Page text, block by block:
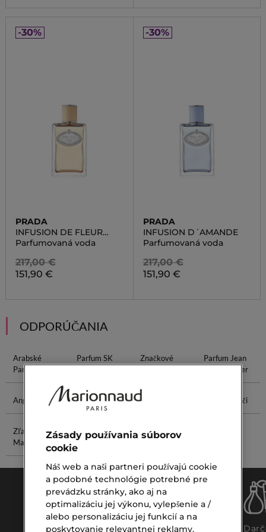
-30%
PRADA
INFUSION DE FLEUR
D'ORANGER
Parfumovaná voda
217,00 €
151,90 €
-30%
PRADA
INFUSION D´AMANDE
Parfumovaná voda
217,00 €
151,90 €
ODPORÚČANIA
Arabské
Parfumy
Parfum SK
Značkové
Parfum Jean
Paul Gaultier
Angel Parfum Clarins Aroma Ultra Make Krém Na Oči
Zľava Na
Make-Up
Line Scrub
Doprava
Expresný
Zásady používania súborov
cookie
Náš web a naši partneri používajú cookie
a podobné technológie potrebné pre
prevádzku stránky, ako aj na
optimalizáciu jej výkonu, vylepšenie a /
alebo personalizáciu jej funkcií a na
poskytovanie relevantnej reklamy.